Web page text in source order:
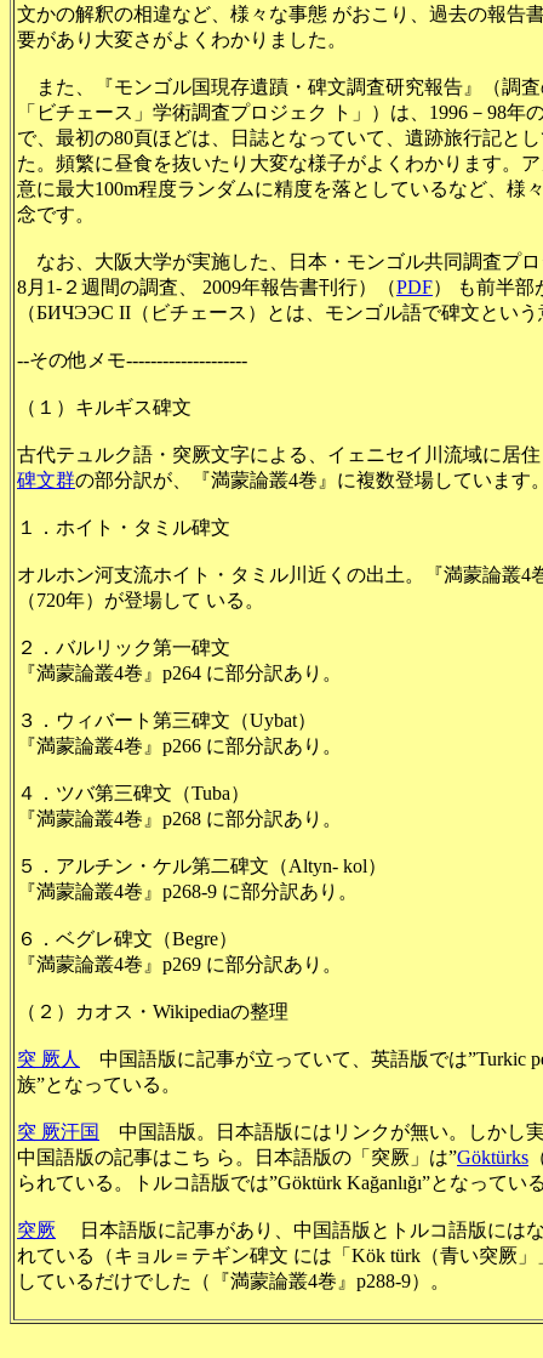
文かの解釈の相違など、様々な事態 がおこり、過去の報告
要があり大変さがよくわかりました。
また、『モンゴル国現存遺蹟・碑文調査研究報告』（調
「ビチェース」学術調査プロジェク ト」）は、1996－98
で、最初の80頁ほどは、日誌となっていて、遺跡旅行記と
た。頻繁に昼食を抜いたり大変な様子がよくわかります。
意に最大100m程度ランダムに精度を落としているなど、様
念です。
なお、大阪大学が実施した、日本・モンゴル共同調査プ
8月1-２週間の調査、 2009年報告書刊行）（PDF） も前半部
（БИЧЭЭС II（ビチェース）とは、モンゴル語で碑文とい
--その他メモ--------------------
（１）キルギス碑文
古代テュルク語・突厥文字による、イェニセイ川流域に居
碑文群の部分訳が、 『満蒙論叢4巻』に複数登場しています
１．ホイト・タミル碑文
オルホン河支流ホイト・タミル川近くの出土。『満蒙論叢4
（720年）が登場して いる。
２．バルリック第一碑文
『満蒙論叢4巻』p264 に部分訳あり。
３．ウィバート第三碑文（Uybat）
『満蒙論叢4巻』p266 に部分訳あり。
４．ツバ第三碑文（Tuba）
『満蒙論叢4巻』p268 に部分訳あり。
５．アルチン・ケル第二碑文（Altyn- kol）
『満蒙論叢4巻』p268-9 に部分訳あり。
６．ベグレ碑文（Begre）
『満蒙論叢4巻』p269 に部分訳あり。
（２）カオス・Wikipediaの整理
突 厥人 中国語版に記事が立っていて、英語版では”Turkic
族”となっている。
突 厥汗国
中国語版。日本語版にはリンクが無い。しかし
中国語版の記事はこち ら。日本語版の「突厥」は”Göktürks
られている。トルコ語版では”Göktürk Kağanlığı”となってい
突厥 日本語版に記事があり、中国語版とトルコ語版には
れている（キョル＝テギン碑文 には「Kök türk（青い突厥
しているだけでした（
『満蒙論叢4巻』p288-9）。